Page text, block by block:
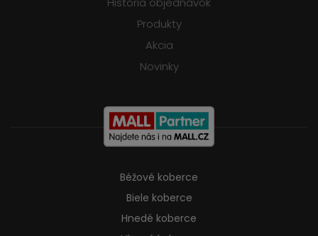
Produkty
Akcia
Novinky
Béžové koberce
Biele koberce
Hnedé koberce